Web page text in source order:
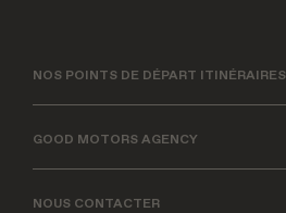
NOS POINTS DE DÉPART ITINÉRAIRES
GOOD MOTORS AGENCY
NOUS CONTACTER